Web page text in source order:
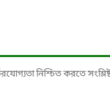
নিশ্চিত করতে সংশ্লিষ্ট